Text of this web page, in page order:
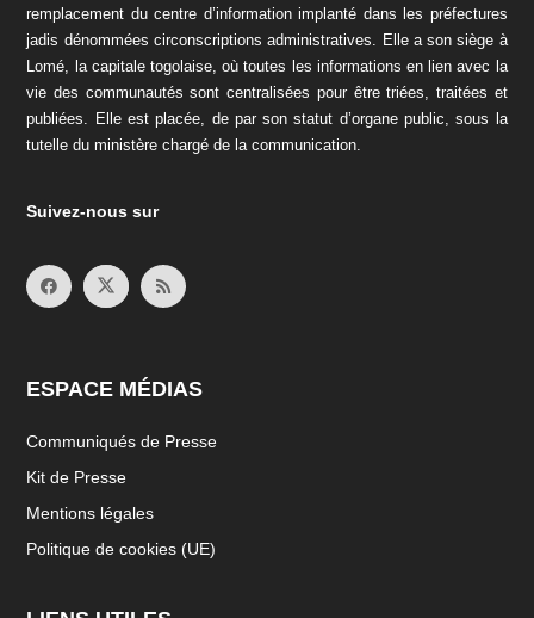
remplacement du centre d’information implanté dans les préfectures
jadis dénommées circonscriptions administratives. Elle a son siège à
Lomé, la capitale togolaise, où toutes les informations en lien avec la
vie des communautés sont centralisées pour être triées, traitées et
publiées. Elle est placée, de par son statut d’organe public, sous la
tutelle du ministère chargé de la communication.
Suivez-nous sur
ESPACE MÉDIAS
Communiqués de Presse
Kit de Presse
Mentions légales
Politique de cookies (UE)